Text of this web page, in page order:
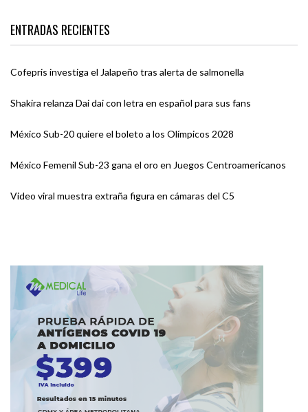
ENTRADAS RECIENTES
Cofepris investiga el Jalapeño tras alerta de salmonella
Shakira relanza Dai dai con letra en español para sus fans
México Sub-20 quiere el boleto a los Olímpicos 2028
México Femenil Sub-23 gana el oro en Juegos Centroamericanos
Video viral muestra extraña figura en cámaras del C5